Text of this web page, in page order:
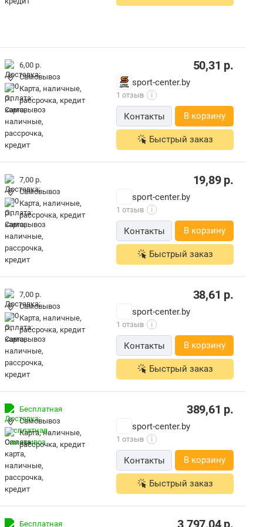
6,00 р.
Самовывоз
карта, наличные,
рассрочка, кредит
50,31 р.
sport-center.by
1 отзыв i
Контакты В корзину
Быстрый заказ
7,00 р.
Самовывоз
карта, наличные,
рассрочка, кредит
19,89р.
sport-center.by
1 отзыв i
Контакты В корзину
Быстрый заказ
7,00 р.
Самовывоз
карта, наличные,
рассрочка, кредит
38,61 р.
sport-center.by
1 отзыв i
Контакты В корзину
Быстрый заказ
Бесплатная
Самовывоз
карта, наличные,
рассрочка, кредит
389,61 р.
sport-center.by
1 отзыв i
Контакты В корзину
Быстрый заказ
Бесплатная
3 797,04р.